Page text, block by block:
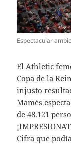
Espectacular
El Athletic
Copa de la
injusto
Mamés
de 48.121
Cifra que